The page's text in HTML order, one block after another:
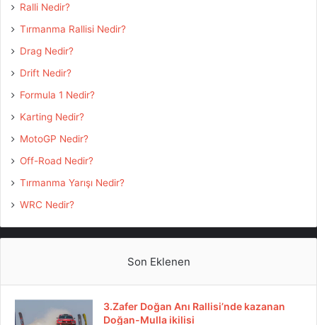
Ralli Nedir?
Tırmanma Rallisi Nedir?
Drag Nedir?
Drift Nedir?
Formula 1 Nedir?
Karting Nedir?
MotoGP Nedir?
Off-Road Nedir?
Tırmanma Yarışı Nedir?
WRC Nedir?
Son Eklenen
3.Zafer Doğan Anı Rallisi’nde kazanan
Doğan-Mulla ikilisi